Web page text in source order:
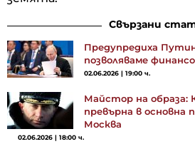
Свързани
Предупредиха
позволяваме
02.06.2026 | 19:00 ч.
Майстор на образа:
превърна в основна
Москва
02.06.2026 | 18:00 ч.